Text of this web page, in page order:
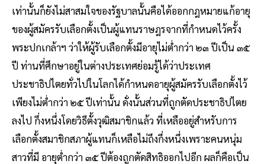
เท่านั้นก็ยังไม่สาสมใจของรัฐบาลนั้นคือได้ออกกฎหมายแก้อายุ
ของผู้สมัครรับเลือกตั้งเป็นผู้แทนราษฎรจากที่กําหนดไว้ครั้ง
พระปกเกล้าฯ ว่าให้ผู้รับเลือกตั้งมีอายุไม่ต่ํากว่า ๒๓ ปีเป็น ๓๕
ปี ท่านที่ศึกษาอยู่ในต่างประเทศย่อมรู้ได้ว่าประเทศ
ประชาธิปไตยทั่วไปในโลกได้กําหนดอายุผู้สมัครรับเลือกตั้งไว้
เพียงไม่ต่ํากว่า ๒๕ ปีเท่านั้น ดั่งนั้นส่วนที่ถูกตัดประชาธิปไตย
ลงไป กึ่งหนึ่งโดยวิธีตั้งวุฒิสมาชิกแล้ว ที่เหลืออยู่สําหรับการ
เลือกตั้งสมาชิกสภาผู้แทนก็เหลือไม่ถึงกึ่งหนึ่งเพราะคนหนุ่ม
สาวที่มี อายุต่ํากว่า ๓๕ ปีต้องถูกตัดสิทธิออกไปอีก ผลก็คือเป็น